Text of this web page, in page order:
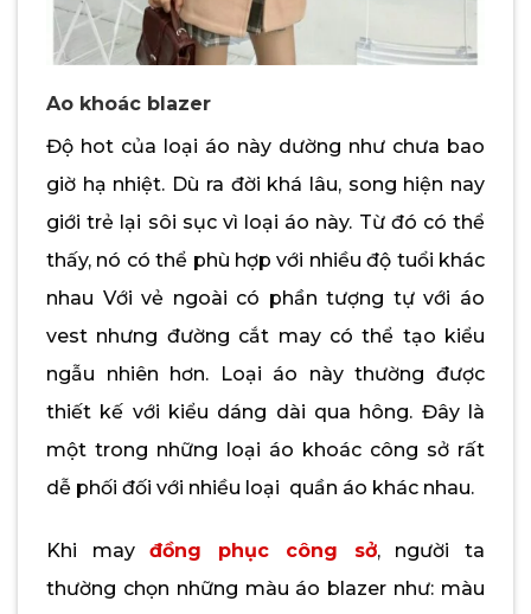
Ao khoác blazer
Độ hot của loại áo này dường như chưa bao
giờ hạ nhiệt. Dù ra đời khá lâu, song hiện nay
giới trẻ lại sôi sục vì loại áo này. Từ đó có thể
thấy, nó có thể phù hợp với nhiều độ tuổi khác
nhau Với vẻ ngoài có phần tượng tự với áo
vest nhưng đường cắt may có thể tạo kiểu
ngẫu nhiên hơn. Loại áo này thường được
thiết kế với kiểu dáng dài qua hông. Đây là
một trong những loại áo khoác công sở rất
dễ phối đối với nhiều loại quần áo khác nhau.
Khi mayđồng phục công sở, người ta
thường chọn những màu áo blazer như: màu